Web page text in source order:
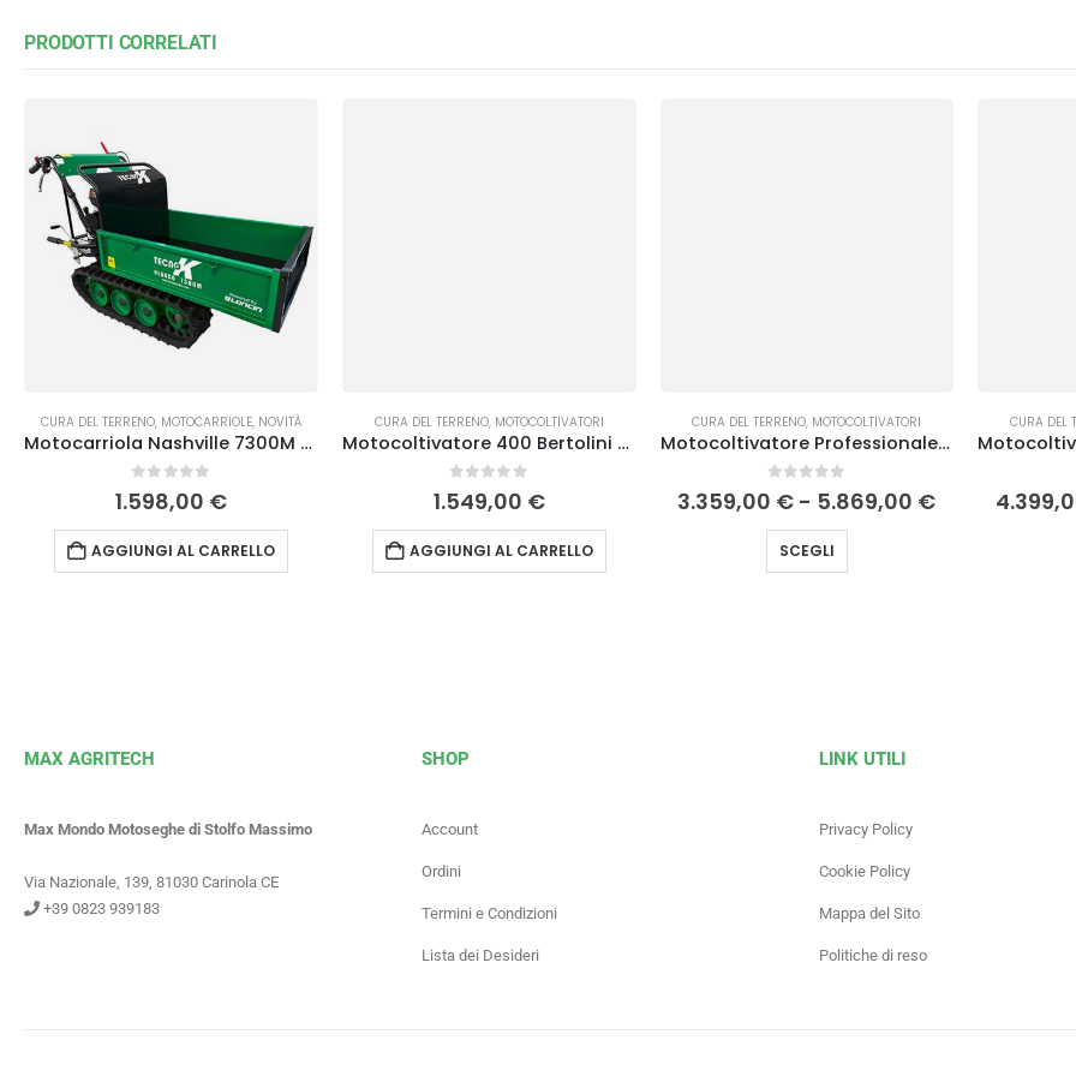
PRODOTTI CORRELATI
CURA DEL TERRENO, MOTOCARRIOLE, NOVITÀ
Motocarriola Nashville 7300M TecnoK
0 Su 5
1.598,00 €
AGGIUNGI AL CARRELLO
CURA DEL TERRENO, MOTOCOLTIVATORI
Motocoltivatore 400 Bertolini K 700 H
0 Su 5
1.549,00 €
AGGIUNGI AL CARRELLO
CURA DEL TERRENO, MOTOCOLTIVATORI
Motocoltivatore Professionale Bertolini 413 S
0 Su 5
3.359,00 € - 5.869,00 €
SCEGLI
CURA DEL
MAX AGRITECH
Max Mondo Motoseghe di Stolfo Massimo
Via Nazionale, 139, 81030 Carinola CE
+39 0823 939183
SHOP
Account
Ordini
Termini e Condizioni
Lista dei Desideri
LINK UTILI
Privacy Policy
Cookie Policy
Mappa del Sito
Politiche di reso